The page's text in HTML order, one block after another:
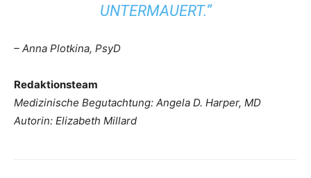
UNTERMAUERT.“
– Anna Plotkina, PsyD
Redaktionsteam
Medizinische Begutachtung: Angela D. Harper, MD
Autorin: Elizabeth Millard